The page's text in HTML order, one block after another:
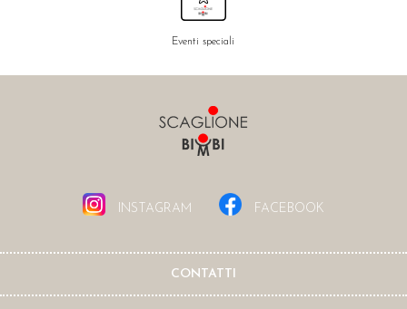
Eventi speciali
INSTAGRAM FACEBOOK
CONTATTI